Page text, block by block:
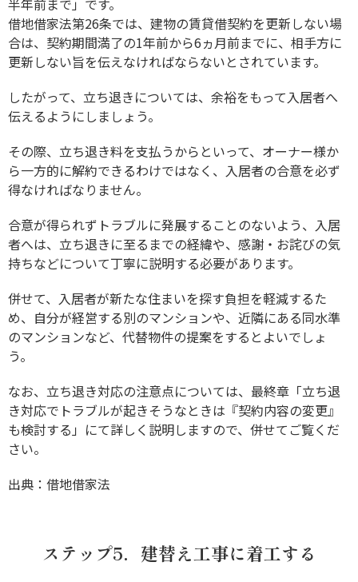
半年前まで」です。
借地借家法第26条では、建物の賃貸借契約を更新しない場
合は、契約期間満了の1年前から6ヵ月前までに、相手方に
更新しない旨を伝えなければならないとされています。
したがって、立ち退きについては、余裕をもって入居者へ
伝えるようにしましょう。
その際、立ち退き料を支払うからといって、オーナー様か
ら一方的に解約できるわけではなく、入居者の合意を必ず
得なければなりません。
合意が得られずトラブルに発展することのないよう、入居
者へは、立ち退きに至るまでの経緯や、感謝・お詫びの気
持ちなどについて丁寧に説明する必要があります。
併せて、入居者が新たな住まいを探す負担を軽減するた
め、自分が経営する別のマンションや、近隣にある同水準
のマンションなど、代替物件の提案をするとよいでしょ
う。
なお、立ち退き対応の注意点については、最終章「立ち退
き対応でトラブルが起きそうなときは『契約内容の変更』
も検討する」にて詳しく説明しますので、併せてご覧くだ
さい。
出典： 借地借家法
ステップ5．建替え工事に着工する